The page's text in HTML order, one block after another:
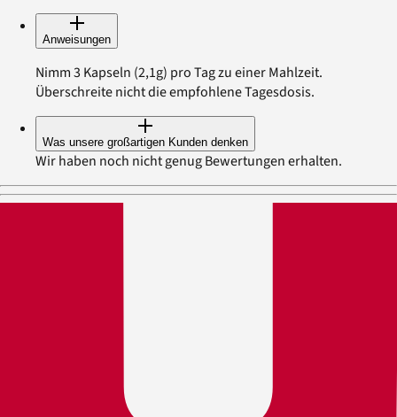
Anweisungen
Nimm 3 Kapseln (2,1g) pro Tag zu einer Mahlzeit.
Überschreite nicht die empfohlene Tagesdosis.
Was unsere großartigen Kunden denken
Wir haben noch nicht genug Bewertungen erhalten.